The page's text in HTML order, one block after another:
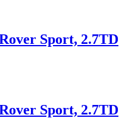
Sport, 2.7TD
Sport, 2.7TD